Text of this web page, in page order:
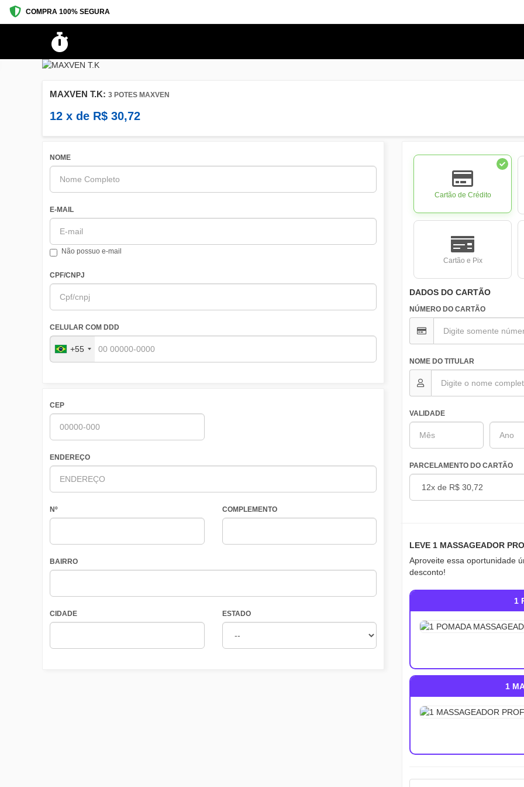
COMPRA 100% SEGURA
MAXVEN T.K: 3 POTES MAXVEN
12 x de R$ 30,72
NOME
E-MAIL
Não possuo e-mail
CPF/CNPJ
CELULAR COM DDD
+55
CEP
ENDEREÇO
Nº COMPLEMENTO
BAIRRO
CIDADE ESTADO
Cartão de Crédito
Cartão e Pix
DADOS DO CARTÃO
NÚMERO DO CARTÃO
NOME DO TITULAR
VALIDADE
PARCELAMENTO DO CARTÃO
LEVE 1 MASSAGEADOR
Aproveite essa oportunidade
desconto!
1
1